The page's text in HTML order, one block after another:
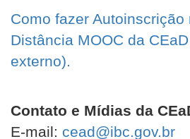
Como fazer Autoinscrição
Distância MOOC da
externo).
Contato e Mídias da
E-mail: cead@ibc.gov.br